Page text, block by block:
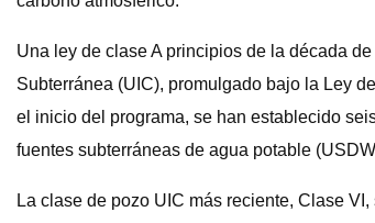
Una ley de clase A principios de la década
Subterránea (UIC), promulgado bajo la Ley
el inicio del programa, se han establecido
fuentes subterráneas de agua potable
La clase de pozo UIC más reciente, Clase